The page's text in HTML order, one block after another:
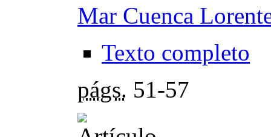
Mar Cuenca
Texto completo
págs. 51-57